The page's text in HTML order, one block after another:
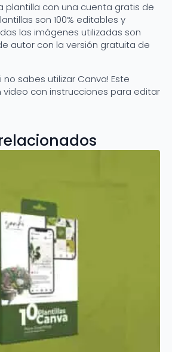
plantilla con una cuenta gratis de
son 100% editables y
las imágenes utilizadas son
autor con la versión gratuita de
no sabes utilizar Canva! Este
con instrucciones para editar